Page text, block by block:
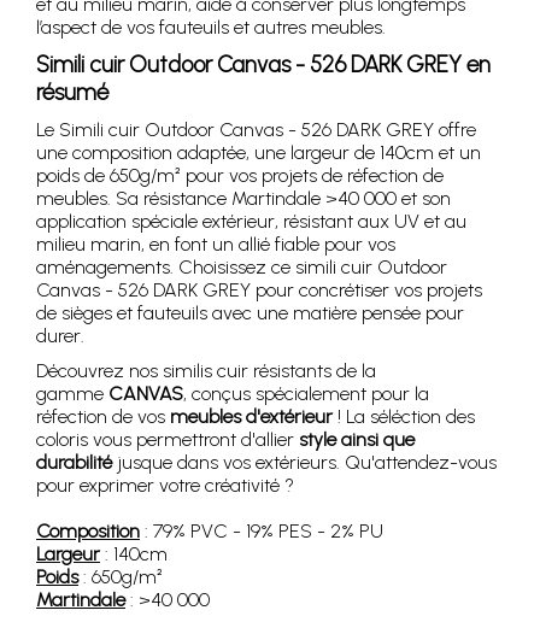
l’aspect de vos fauteuils et autres meubles.
Simili cuir Outdoor Canvas - 526 DARK GREY en
résumé
Le Simili cuir Outdoor Canvas - 526 DARK GREY offre
une composition adaptée, une largeur de 140cm et un
poids de 650g/m² pour vos projets de réfection de
meubles. Sa résistance Martindale >40 000 et son
application spéciale extérieur, résistant aux UV et au
milieu marin, en font un allié fiable pour vos
aménagements. Choisissez ce simili cuir Outdoor
Canvas - 526 DARK GREY pour concrétiser vos projets
de sièges et fauteuils avec une matière pensée pour
durer.
Découvrez nos similis cuir résistants de la
gamme CANVAS, conçus spécialement pour la
réfection de vos meubles d'extérieur ! La séléction des
coloris vous permettront d'allier style ainsi que
durabilitéjusque dans vos extérieurs. Qu'attendez-vous
pour exprimer votre créativité ?
Composition : 79% PVC - 19% PES - 2% PU
Largeur: 140cm
Poids: 650g/m²
Martindale: >40 000